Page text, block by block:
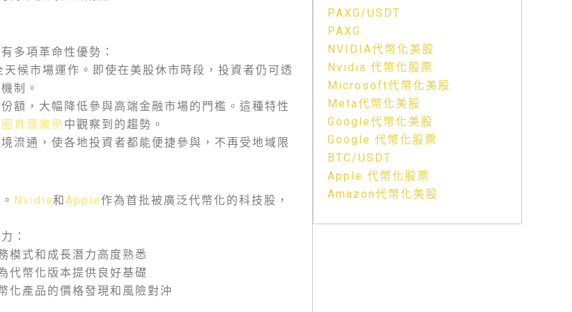
多項革命性優勢：
候市場運作。即使在美股休市時段，投資者仍可透
制。
額，大幅降低參與高端金融市場的門檻。這種特性
真實案例 中觀察到的趨勢。
流通，使各地投資者都能便捷參與，不再受地域限
Nvidia和 Apple作為首批被廣泛代幣化的科技股，
：
模式和成長潛力高度熟悉
代幣化版本提供良好基礎
化產品的價格發現和風險對沖
PAXG/USDT
PAXG
NVIDIA代幣化美股
Nvidia 代幣化股票
Microsoft代幣化美股
Meta代幣化美股
Google代幣化美股
Google 代幣化股票
BTC/USDT
Apple 代幣化股票
Amazon代幣化美股